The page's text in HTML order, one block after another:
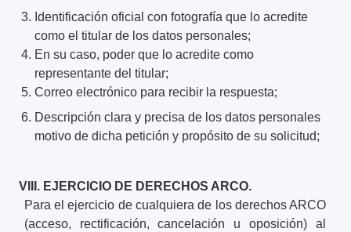
Identificación oficial con fotografía que lo acredite
como el titular de los datos personales;
En su caso, poder que lo acredite como
representante del titular;
Correo electrónico para recibir la respuesta;
Descripción clara y precisa de los datos personales
motivo de dicha petición y propósito de su solicitud;
VIII. EJERCICIO DE DERECHOS ARCO.
Para el ejercicio de cualquiera de los derechos ARCO
(acceso, rectificación, cancelación u oposición) al